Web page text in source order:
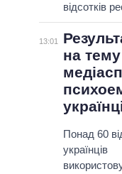
відсотків
13:01
на
Понад 60
українців